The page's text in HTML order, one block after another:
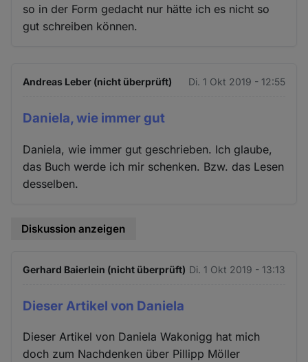
so in der Form gedacht nur hätte ich es nicht so
gut schreiben können.
Andreas Leber (nicht überprüft) Di. 1 Okt 2019 - 12:55
Daniela, wie immer gut
Daniela, wie immer gut geschrieben. Ich glaube,
das Buch werde ich mir schenken. Bzw. das Lesen
desselben.
Diskussion anzeigen
Gerhard Baierlein (nicht überprüft) Di. 1 Okt 2019 - 13:13
Dieser Artikel von Daniela
Dieser Artikel von Daniela Wakonigg hat mich
doch zum Nachdenken über Pillipp Möller